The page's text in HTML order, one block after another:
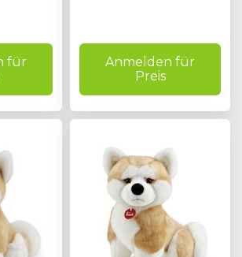
für
Anmelden für
Preis